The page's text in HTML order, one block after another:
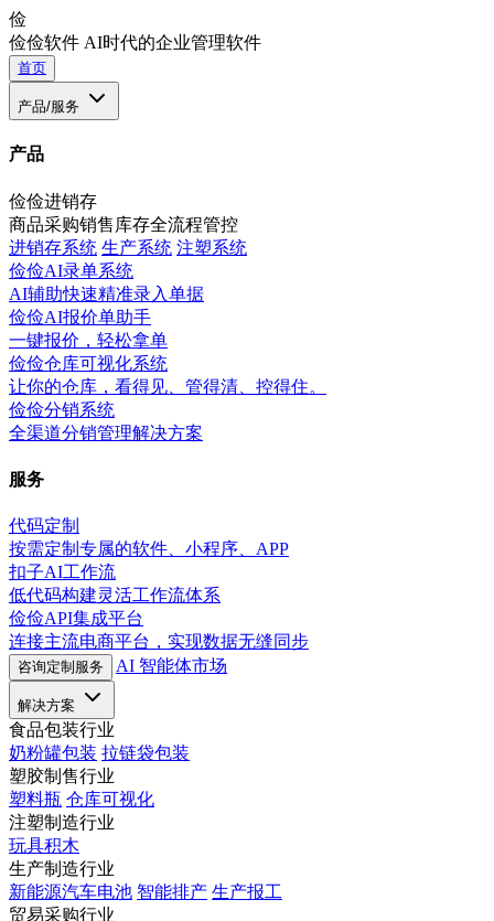
俭
俭俭软件 AI时代的企业管理软件
首页
产品/服务
产品
俭俭进销存
商品采购销售库存全流程管控
进销存系统 生产系统 注塑系统
俭俭AI录单系统
AI辅助快速精准录入单据
俭俭AI报价单助手
一键报价，轻松拿单
俭俭仓库可视化系统
让你的仓库，看得见、管得清、控得住。
俭俭分销系统
全渠道分销管理解决方案
服务
代码定制
按需定制专属的软件、小程序、APP
扣子AI工作流
低代码构建灵活工作流体系
俭俭API集成平台
连接主流电商平台，实现数据无缝同步
咨询定制服务 AI 智能体市场
解决方案
食品包装行业
奶粉罐包装 拉链袋包装
塑胶制售行业
塑料瓶 仓库可视化
注塑制造行业
玩具积木
生产制造行业
新能源汽车电池 智能排产 生产报工
贸易采购行业